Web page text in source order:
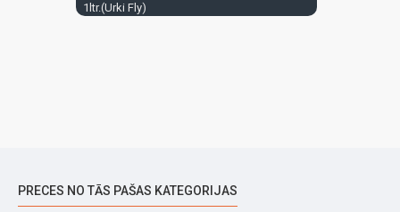
1ltr.(Urki Fly)
PRECES NO TĀS PAŠAS KATEGORIJAS